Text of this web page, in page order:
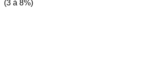
(3 à 8%)